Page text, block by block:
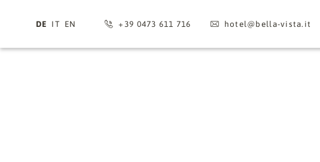
DE IT EN +39 0473 611 716 hotel@bella-vista. it